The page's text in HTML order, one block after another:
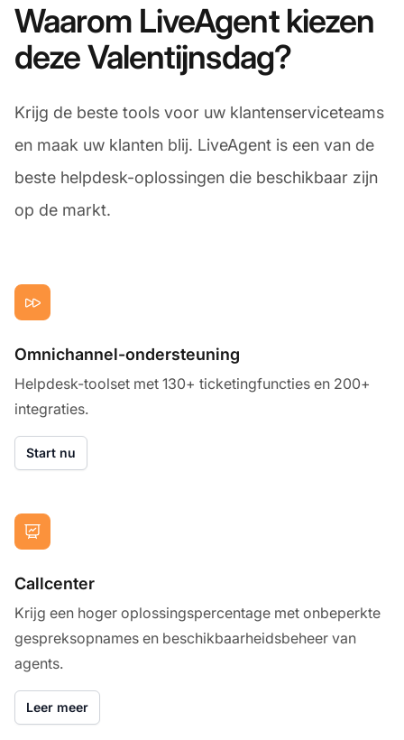
Waarom LiveAgent kiezen
deze Valentijnsdag?
Krijg de beste tools voor uw klantenserviceteams
en maak uw klanten blij. LiveAgent is een van de
beste helpdesk-oplossingen die beschikbaar zijn
op de markt.
Omnichannel-ondersteuning
Helpdesk-toolset met 130+ ticketingfuncties en 200+
integraties.
Start nu
Callcenter
Krijg een hoger oplossingspercentage met onbeperkte
gespreksopnames en beschikbaarheidsbeheer van
agents.
Leer meer